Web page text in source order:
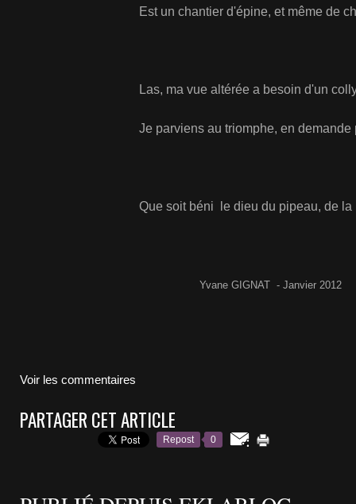
Est un chantier d'épine, et même de
Las, ma vue altérée a besoin d'un
Je parviens au triomphe, en demande
Que soit béni le dieu du pipeau, de la
Yvane GIGNAT - Janvier 2012
Voir les commentaires
PARTAGER CET ARTICLE
Repost 0